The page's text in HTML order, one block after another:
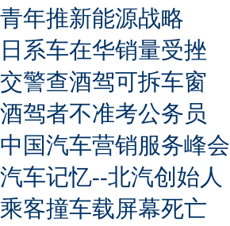
青年推新能源战略
日系车在华销量受挫
交警查酒驾可拆车窗
酒驾者不准考公务员
中国汽车营销服务峰会
汽车记忆--北汽创始人
乘客撞车载屏幕死亡